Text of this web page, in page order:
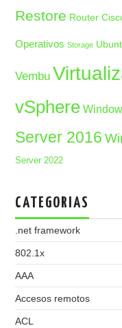
Restore Router
Operativos Storage
Vembu
vSphere
Server 2016
Server 2022
CATEGORIAS
.net framework
802.1x
AAA
Accesos remotos
ACL